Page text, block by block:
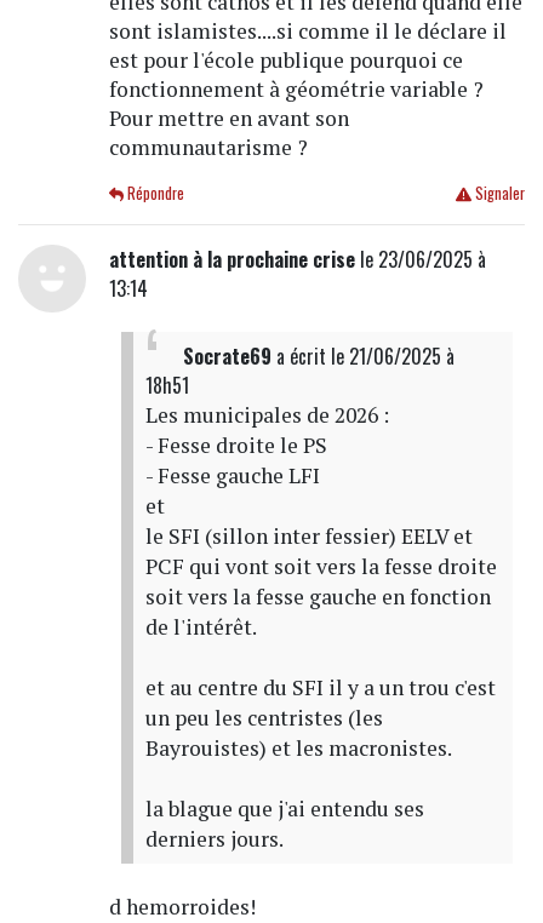
sont islamistes....si comme il le déclare il
est pour l'école publique pourquoi ce
fonctionnement à géométrie variable ?
Pour mettre en avant son
communautarisme ?
Signaler
Répondre
attention à la prochaine crisele 23/06/2025 à
13:14
Socrate69 a écrit le 21/06/2025 à
18h51
Les municipales de 2026 :
- Fesse droite le PS
- Fesse gauche LFI
et
le SFI (sillon inter fessier) EELV et
PCF qui vont soit vers la fesse droite
soit vers la fesse gauche en fonction
de l'intérêt.
et au centre du SFI il y a un trou c'est
un peu les centristes (les
Bayrouistes) et les macronistes.
la blague que j'ai entendu ses
derniers jours.
d hemorroides!